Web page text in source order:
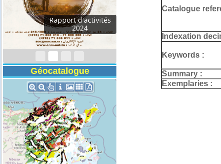
Rapport d'activités
2024
Géocatalogue
Catalogue
Indexation
Keywords :
Summary :
Exemplaries :